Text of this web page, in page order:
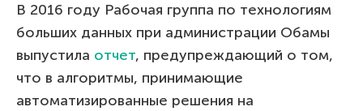
В 2016 году Рабочая группа по технологиям
больших данных при администрации Обамы
выпустила отчет, предупреждающий о том,
что в алгоритмы, принимающие
автоматизированные решения на